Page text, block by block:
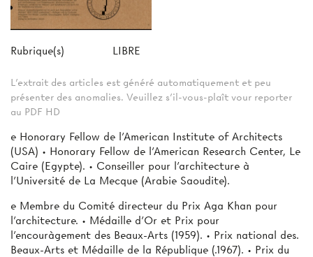
Rubrique(s) LIBRE
L'extrait des articles est généré automatiquement et peu
présenter des anomalies. Veuillez s'il-vous-plaît vour reporter
au PDF HD
e Honorary Fellow de l'American Institute of Architects
(USA) • Honorary Fellow de l'American Research Center, Le
Caire (Egypte). • Conseiller pour l'architecture à
l'Université de La Mecque (Arabie Saoudite).
e Membre du Comité directeur du Prix Aga Khan pour
l'architecture. • Médaille d'Or et Prix pour
l'encouràgement des Beaux-Arts (1959). • Prix national des.
Beaux-Arts et Médaille de la République (.1967). • Prix du